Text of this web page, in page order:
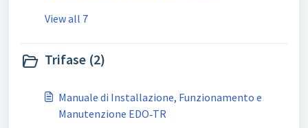
View all 7
Trifase (2)
Manuale di Installazione, Funzionamento e
Manutenzione EDO‑TR